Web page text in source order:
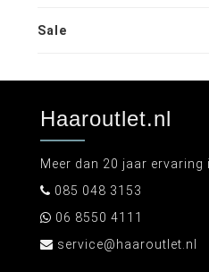
Sale
Haaroutlet.nl
Meer dan 20 jaar ervaring
085 048 3153
06 8550 4111
service@haaroutlet.nl